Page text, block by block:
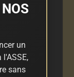
un
sans